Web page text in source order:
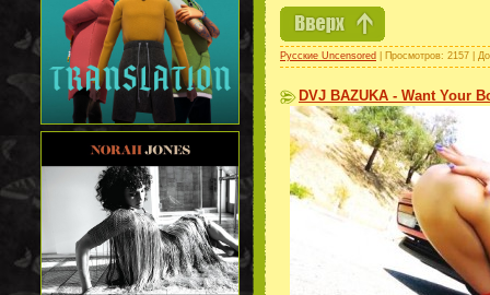
Русские Uncensored | Просмотров: 2157 |
DVJ BAZUKA - Want Your